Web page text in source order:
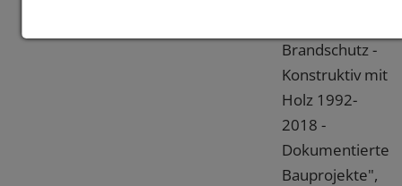
Brandschutz -
Konstruktiv mit
Holz 1992-
2018 -
Dokumentierte
Bauprojekte",